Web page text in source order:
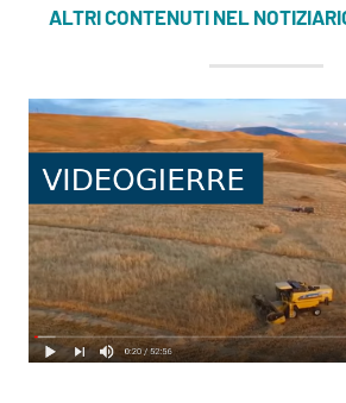
ALTRI CONTENUTI NEL